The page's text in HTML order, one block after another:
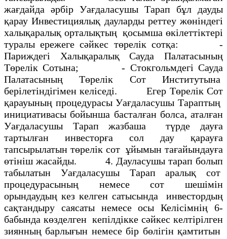
жағдайда әрбiр Уағдаласушы Тарап бұл дауды
қарау Инвестициялық дауларды реттеу жөнiндегi
халықаралық орталықтың қосымша өкiлеттiктерi
туралы ережеге сәйкес төрелiк сотқа: -
Париждегi Халықаралық Сауда Палатасының
Төрелiк Сотына; - Стокгольмдегi Сауда
Палатасының Төрелiк Сот Институтына
берiлетiндiгiмен келiседi. Егер Төрелiк Сот
қарауының процедурасы Уағдаласушы Тараптың
инициативасы бойынша басталған болса, аталған
Уағдаласушы Тарап жазбаша түрде дауға
тартылған инвесторға сол дау қарауға
тапсырылатын төрелiк сот ұйымын тағайындауға
өтiнiш жасайды. 4. Дауласушы тарап болып
табылатын Уағдаласушы Тарап аралық сот
процедурасының немесе сот шешiмiн
орындаудың кез келген сатысында инвестордың
сақтандыру саясаты немесе осы Келiсiмнiң 6-
бабында көзделген кепiлдiкке сәйкес келтiрiлген
зиянның барлығын немесе бiр бөлiгiн қамтитын